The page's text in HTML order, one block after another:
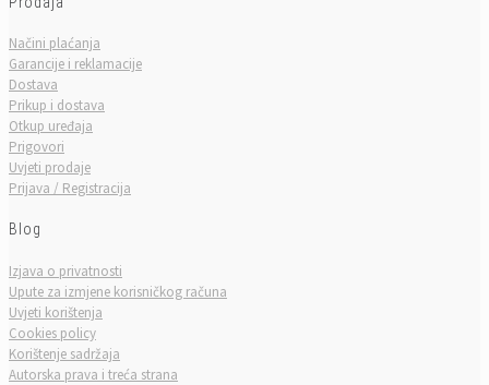
Načini plaćanja
Garancije i reklamacije
Dostava
Prikup i dostava
Otkup uređaja
Prigovori
Uvjeti prodaje
Prijava / Registracija
Blog
Izjava o privatnosti
Upute za izmjene korisničkog računa
Uvjeti korištenja
Cookies policy
Korištenje sadržaja
Autorska prava i treća strana